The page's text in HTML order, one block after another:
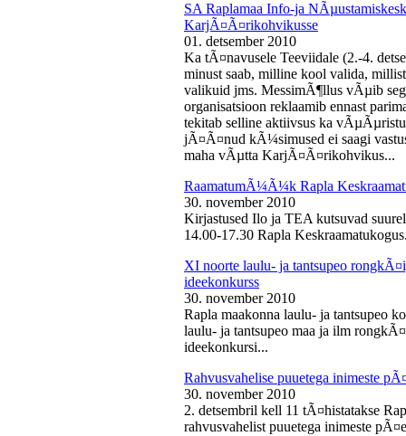
SA Raplamaa Info-ja
KarjÃ¤Ã¤rikohvikusse
01. detsember 2010
Ka tÃ¤navusele Teeviidale (2.-4.
minust saab, milline kool valida,
valikuid jms. MessimÃ¶llus vÃµib
organisatsioon reklaamib ennast
tekitab selline aktiivsus ka
jÃ¤Ã¤nud kÃ¼simused ei saagi
maha vÃµtta KarjÃ¤Ã¤rikohvikus...
RaamatumÃ¼Ã¼k Rapla
30. november 2010
Kirjastused Ilo ja TEA kutsuvad
14.00-17.30 Rapla
XI noorte laulu- ja tantsupeo
ideekonkurss
30. november 2010
Rapla maakonna laulu- ja tantsupeo
laulu- ja tantsupeo maa ja ilm
ideekonkursi...
Rahvusvahelise puuetega inimeste
30. november 2010
2. detsembril kell 11 tÃ¤histatakse
rahvusvahelist puuetega inimeste